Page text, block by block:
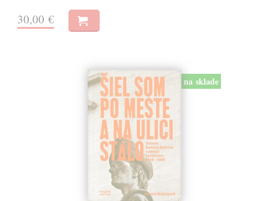
30,00 €
na sklade